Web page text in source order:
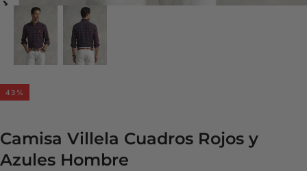
43 %
Camisa Villela Cuadros Rojos y
Azules Hombre